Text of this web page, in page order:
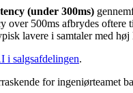
(under 300ms)
over 500ms afbrydes
lavere i samtaler med
i salgsafdelingen.
for ingeniørteamet